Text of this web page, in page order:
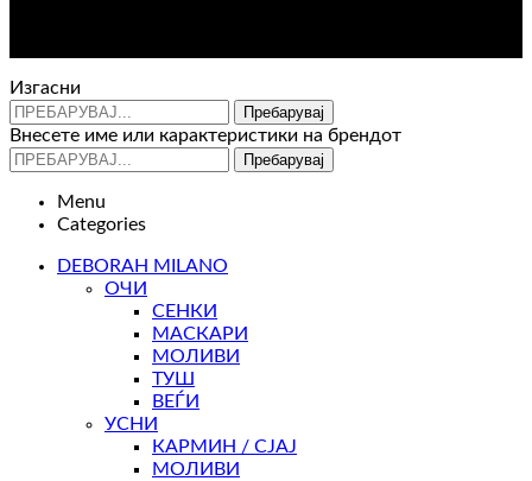
Изгасни
Пребарувај
Внесете име или карактеристики на брендот
Пребарувај
Menu
Categories
DEBORAH MILANO
ОЧИ
СЕНКИ
МАСКАРИ
МОЛИВИ
ТУШ
ВЕЃИ
УСНИ
КАРМИН / СЈАЈ
МОЛИВИ